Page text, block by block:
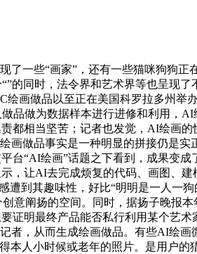
些“画家”，还有一些猫咪狗狗正
的同时，法令界和艺术界等也呈现
画做品以至正在美国科罗拉多州举
品做为数据样本进行进修和利用，
都相当坚苦；记者也发觉，AI绘画
画做品事实是一种明显的拼接仍是
台“AI绘画”话题之下看到，成果变
，让AI去完成烦复的代码、画图、
遭到其趣味性，好比“明明是一人一
意阐扬的空间。同时，据扬子晚报
证明最终产品能否私行利用某个艺
者，从而生成绘画做品。有些AI绘
本人小时候或老年的照片。是用户